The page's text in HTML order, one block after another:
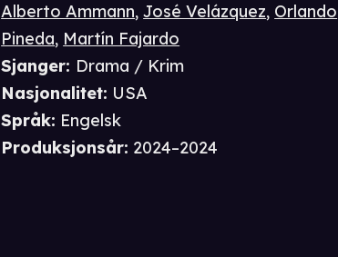
Alberto Ammann,José Velázquez, Orlando
Pineda, Martín Fajardo
Sjanger: Drama / Krim
Nasjonalitet: USA
Språk: Engelsk
Produksjonsår: 2024–2024